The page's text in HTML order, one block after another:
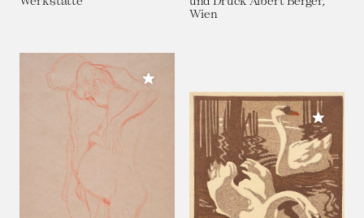
Wien
Meiner Sammlung hinzufügen
Meiner